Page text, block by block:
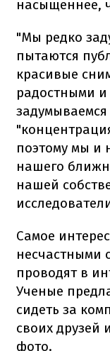
насыщеннее,
"Мы редко
пытаются
красивые
радостными
задумываемся
поэтому мы и
нашего
нашей
Самое
несчастными
проводят в
Ученые
сидеть за
своих друзей
фото.